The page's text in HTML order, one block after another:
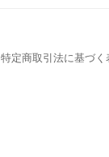
特定商取引法に基づく